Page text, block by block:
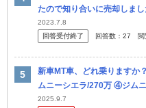
たので知り合いに売却しま
とが多く無駄を感じていた
って...
2023.7.8
回答受付終了
回答数： 27 閲
新車MT車、どれ乗ります
ムニーシエラ/270万 ④ジム
して、4月から政令指定都市
2025.9.7